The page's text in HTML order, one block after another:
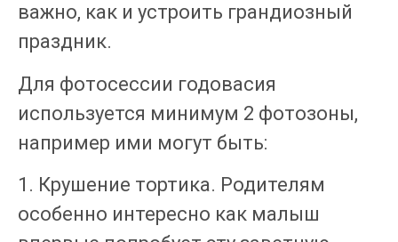
важно, как и устроить грандиозный
праздник.
Для фотосессии годовасия
используется минимум 2 фотозоны,
например ими могут быть:
1. Крушение тортика. Родителям
особенно интересно как малыш